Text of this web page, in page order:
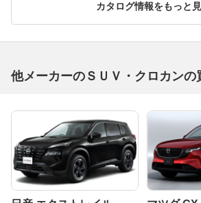
カタログ情報をもっと
他メーカーのＳＵＶ・クロカンの